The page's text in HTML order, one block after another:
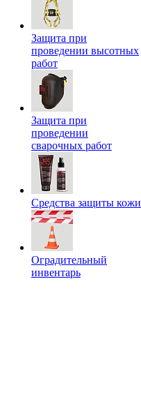
Защита при
проведении высотных
работ
Защита при
проведении
сварочных работ
Средства защиты кожи
Оградительный
инвентарь